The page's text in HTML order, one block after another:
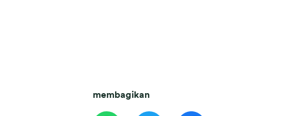
membagikan